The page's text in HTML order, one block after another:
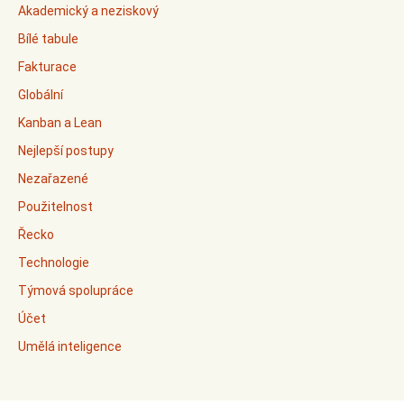
Akademický a neziskový
Bílé tabule
Fakturace
Globální
Kanban a Lean
Nejlepší postupy
Nezařazené
Použitelnost
Řecko
Technologie
Týmová spolupráce
Účet
Umělá inteligence